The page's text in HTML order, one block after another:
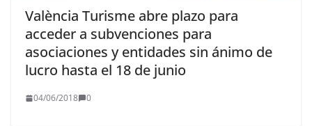
València Turisme abre plazo para
acceder a subvenciones para
asociaciones y entidades sin ánimo de
lucro hasta el 18 de junio
04/06/2018 0